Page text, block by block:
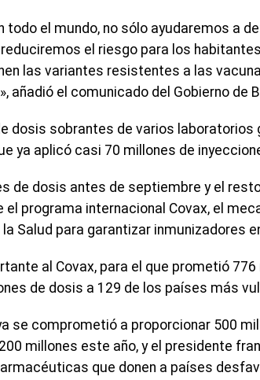
todo el mundo, no sólo ayudaremos a
el riesgo para los habitantes
las variantes resistentes a las
añadió el comunicado del Gobierno de
dosis sobrantes de varios laboratorios
ya aplicó casi 70 millones de
de dosis antes de septiembre y el
programa internacional Covax, el
Salud para garantizar inmunizadores
al Covax, para el que prometió
de dosis a 129 de los países más
se comprometió a proporcionar 500
millones este año, y el presidente
que donen a países